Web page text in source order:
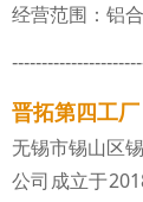
经营范围：铝
晋拓第四工厂
无锡市锡山区
公司成立于